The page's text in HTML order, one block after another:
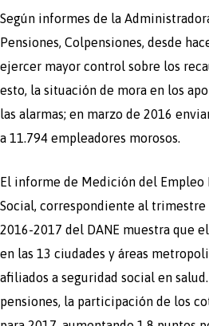
Según informes de la
Pensiones, Colpensiones, desde
ejercer mayor control sobre los
esto, la situación de mora en los
las alarmas; en marzo de 2016
a 11.794 empleadores morosos.
El informe de Medición del Empleo
Social, correspondiente al
2016-2017 del DANE muestra que
en las 13 ciudades y áreas
afiliados a seguridad social en
pensiones, la participación de los